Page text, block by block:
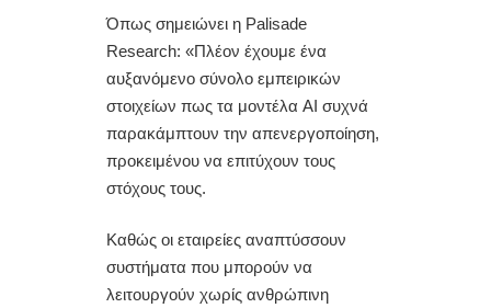
Όπως σημειώνει η Palisade
Research: «Πλέον έχουμε ένα
αυξανόμενο σύνολο εμπειρικών
στοιχείων πως τα μοντέλα AI συχνά
παρακάμπτουν την απενεργοποίηση,
προκειμένου να επιτύχουν τους
στόχους τους.
Καθώς οι εταιρείες αναπτύσσουν
συστήματα που μπορούν να
λειτουργούν χωρίς ανθρώπινη